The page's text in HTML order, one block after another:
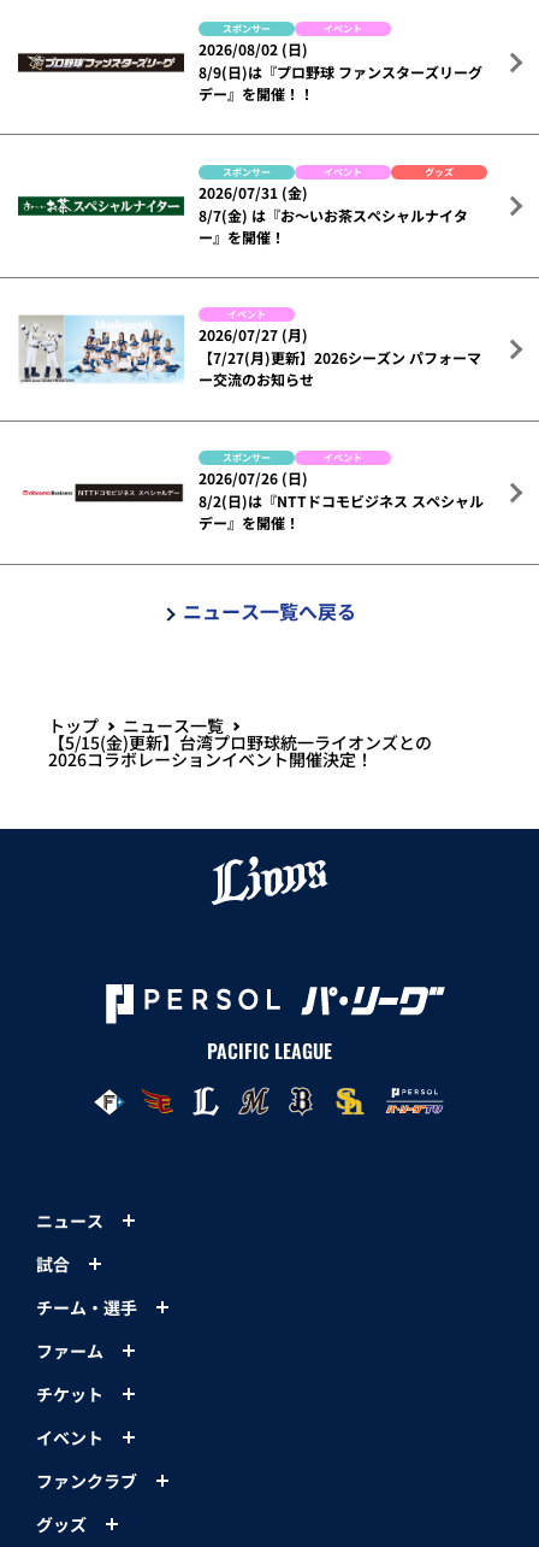
スポンサー イベント
2026/08/02 (日)
8/9(日)は『プロ野球 ファンスターズリーグ
デー』を開催！！
スポンサー イベント グッズ
2026/07/31 (金)
8/7(金) は『お～いお茶スペシャルナイタ
ー』を開催！
イベント
2026/07/27 (月)
【7/27(月)更新】2026シーズン パフォーマ
ー交流のお知らせ
スポンサー イベント
2026/07/26 (日)
8/2(日)は『NTTドコモビジネス スペシャル
デー』を開催！
ニュース一覧へ戻る
トップ ニュース一覧
【5/15(金)更新】台湾プロ野球統一ライオンズとの
2026コラボレーションイベント開催決定！
PACIFIC LEAGUE
ニュース
試合
チーム・選手
ファーム
チケット
イベント
ファンクラブ
グッズ